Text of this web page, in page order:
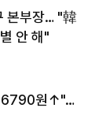
본부장… "韓
안 해"
6790원↑"…